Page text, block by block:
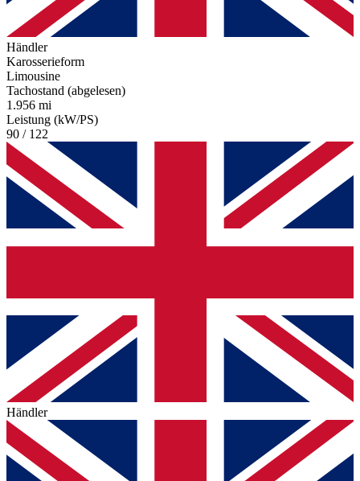
Händler
Karosserieform
Limousine
Tachostand (abgelesen)
1.956 mi
Leistung (kW/PS)
90 / 122
Händler